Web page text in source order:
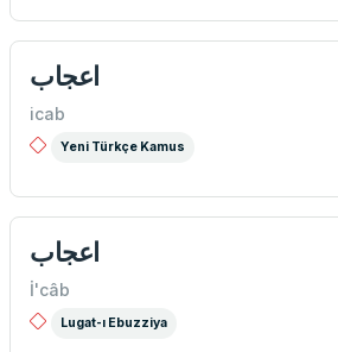
اعجاب
icab
Yeni Türkçe Kamus
اعجاب
İ'câb
Lugat-ı Ebuzziya